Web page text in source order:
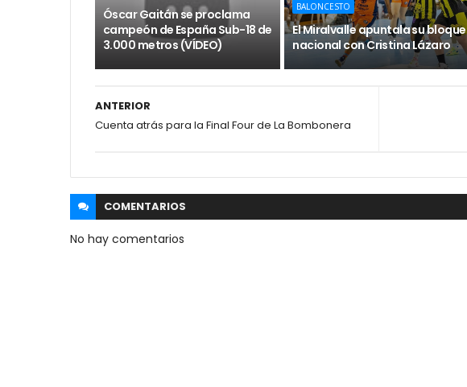
Óscar Gaitán se proclama
campeón de España Sub-18 de
3.000 metros (VÍDEO)
BALONCESTO
El Miralvalle apuntala su bloque
nacional con Cristina Lázaro
ANTERIOR
Cuenta atrás para la Final Four de La Bombonera
COMENTARIOS
No hay comentarios